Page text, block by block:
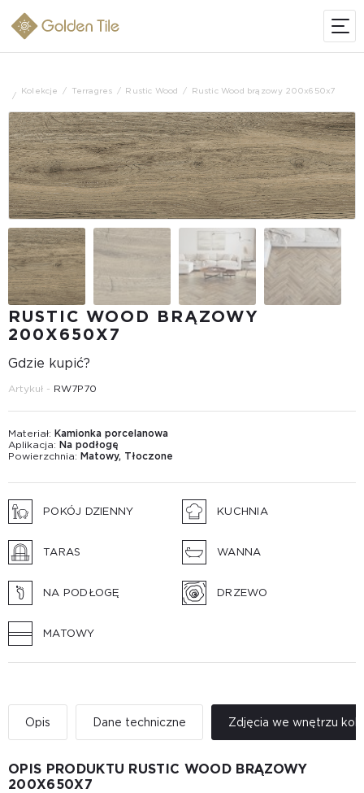
Kolekcje Terragres Rustic Wood Rustic Wood brązowy 200x650x7
RUSTIC WOOD BRĄZOWY
200X650X7
Gdzie kupić?
Artykuł - RW7P70
Materiał: Kamionka porcelanowa
Aplikacja: Na podłogę
Powierzchnia: Matowy, Tłoczone
POKÓJ DZIENNY KUCHNIA
TARAS WANNA
NA PODŁOGĘ DRZEWO
MATOWY
Opis Dane techniczne Zdjęcia we wnętrzu
OPIS PRODUKTU RUSTIC WOOD BRĄZOWY
200X650X7